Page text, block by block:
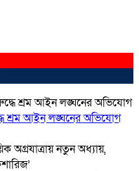
শ্রম আইন লঙ্ঘনের অভিযোগ